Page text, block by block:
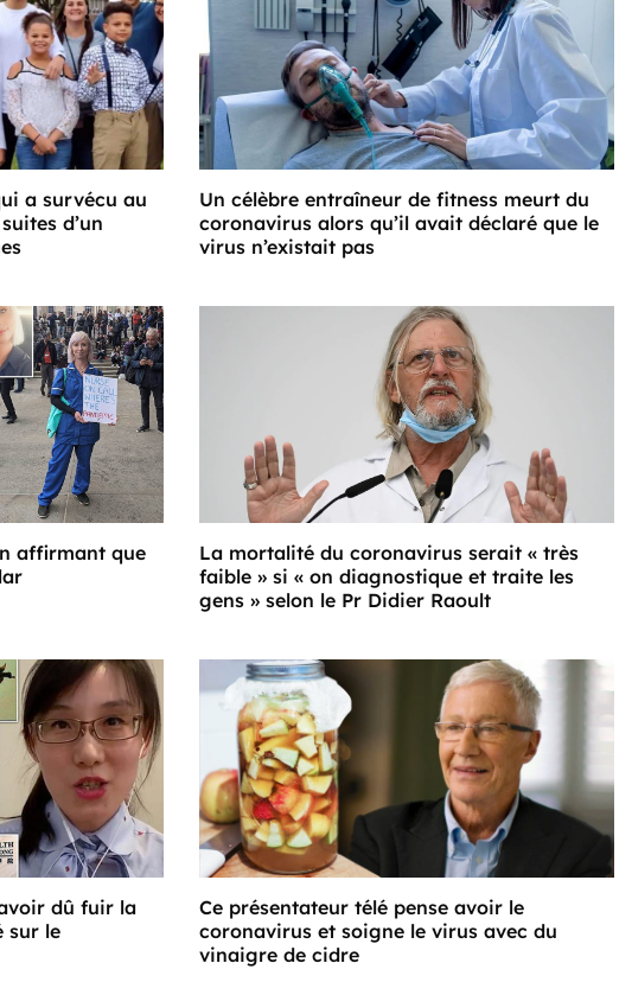
a survécu au
d’un
Un célèbre entraîneur de fitness meurt du
coronavirus alors qu’il avait déclaré que le
virus n’existait pas
affirmant que
La mortalité du coronavirus serait « très
faible » si « on diagnostique et traite les
gens » selon le Pr Didier Raoult
dû fuir la
sur le
Ce présentateur télé pense avoir le
coronavirus et soigne le virus avec du
vinaigre de cidre